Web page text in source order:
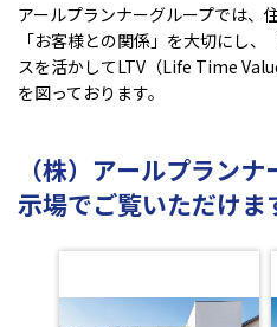
アールプランナーグループでは、
「お客様との関係」を大切にし
スを活かしてLTV（Life Time
を図っております。
（株）アールプラン
示場でご覧いただけま